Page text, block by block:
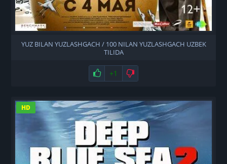
YUZ BILAN YUZLASHGACH / 100 NILAN YUZLASHGACH UZBEK
TILIDA
Нравится
+1 Не нравится
HD